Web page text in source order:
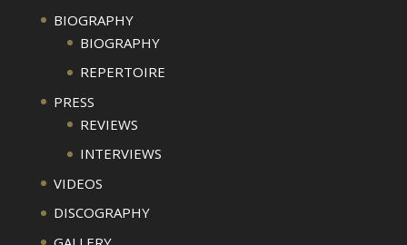
BIOGRAPHY
BIOGRAPHY
REPERTOIRE
PRESS
REVIEWS
INTERVIEWS
VIDEOS
DISCOGRAPHY